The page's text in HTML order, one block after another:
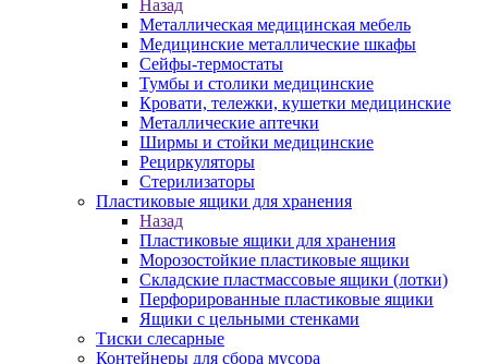
Назад
Металлическая медицинская мебель
Медицинские металлические шкафы
Сейфы-термостаты
Тумбы и столики медицинские
Кровати, тележки, кушетки медицинские
Металлические аптечки
Ширмы и стойки медицинские
Рециркуляторы
Стерилизаторы
Пластиковые ящики для хранения
Назад
Пластиковые ящики для хранения
Морозостойкие пластиковые ящики
Складские пластмассовые ящики (лотки)
Перфорированные пластиковые ящики
Ящики с цельными стенками
Тиски слесарные
Контейнеры для сбора мусора